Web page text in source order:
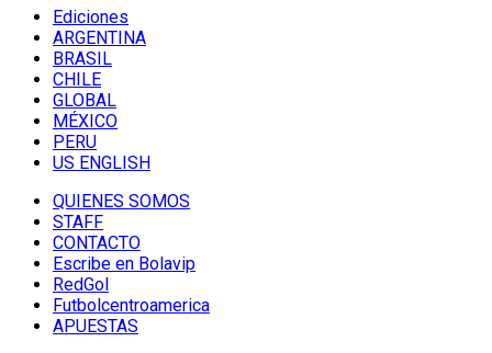
Ediciones
ARGENTINA
BRASIL
CHILE
GLOBAL
MÉXICO
PERU
US ENGLISH
QUIENES SOMOS
STAFF
CONTACTO
Escribe en Bolavip
RedGol
Futbolcentroamerica
APUESTAS